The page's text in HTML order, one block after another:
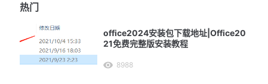
热门
office2024安装包下载地址|Office20
21免费完整版安装教程
8988